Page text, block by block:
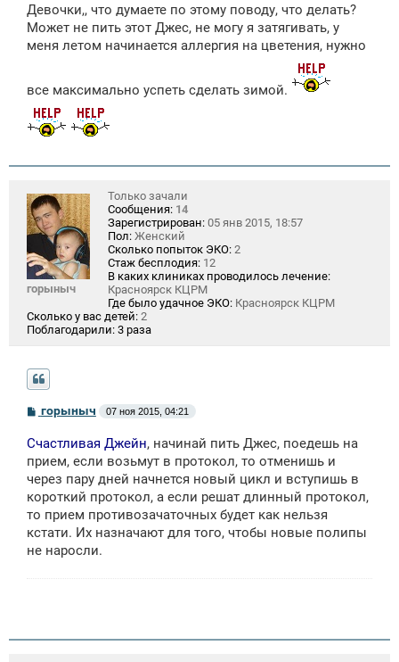
Девочки,, что думаете по этому поводу, что делать?
Может не пить этот Джес, не могу я затягивать, у
меня летом начинается аллергия на цветения, нужно
все максимально успеть сделать зимой.
горыныч
Только зачали
Сообщения: 14
Зарегистрирован: 05 янв 2015, 18:57
Пол: Женский
Сколько попыток ЭКО: 2
Стаж бесплодия: 12
В каких клиниках проводилось лечение:
Красноярск КЦРМ
Где было удачное ЭКО: Красноярск КЦРМ
Сколько у вас детей: 2
Поблагодарили: 3 раза
С
о
б
щ
е
н
и
горыныч 07 ноя 2015, 04:21
Счастливая Джейн, начинай пить Джес, поедешь на
прием, если возьмут в протокол, то отменишь и
через пару дней начнется новый цикл и вступишь в
короткий протокол, а если решат длинный протокол,
то прием противозачаточных будет как нельзя
кстати. Их назначают для того, чтобы новые полипы
не наросли.